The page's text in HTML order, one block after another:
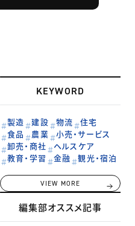
KEYWORD
製造 建設 物流
住宅
食品
農業
小売・サービス
卸売・商社
ヘルスケア
教育・学習
金融 観光・宿泊
VIEW MORE
編集部オススメ記事